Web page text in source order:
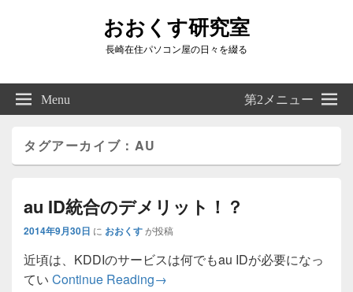
おおくす研究室
長崎在住パソコン屋の日々を綴る
Right
Sidebar
Widget
Menu 第2メニュー
タグアーカイブ： AU
au ID統合のデメリット！？
2014年9月30日 に おおくすが投稿
近頃は、KDDIのサービスは何でもau IDが必要になっ
てい Continue Readingau ID統合のデメリット！？
→